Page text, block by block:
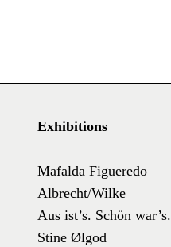
Exhibitions
Mafalda Figueredo
Albrecht/Wilke
Aus ist’s. Schön war’s.
Stine Ølgod